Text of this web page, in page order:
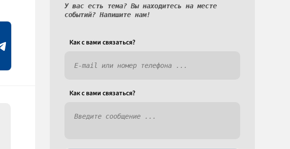
У вас есть тема? Вы находитесь на месте
событий? Напишите нам!
Как c вами связаться?
Как c вами связаться?